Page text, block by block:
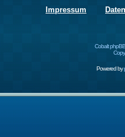
Impressum
Cobalt
Powered by